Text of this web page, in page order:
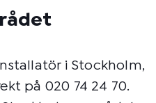
i Stockholm,
på 020 74 24 70.